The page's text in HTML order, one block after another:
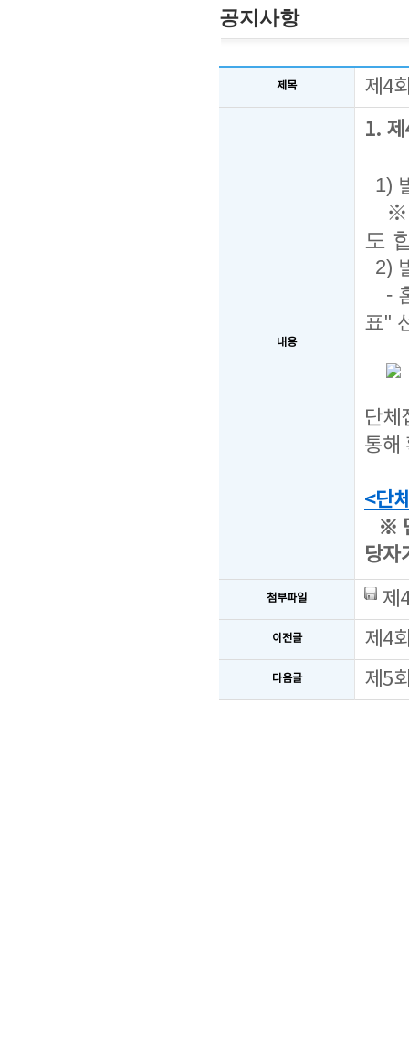
공지사항
제목 제4
내용
1.
1)
※
도
2)
-
표"
단체
통해
<단
※
당자
첨부파일 제
이전글 제4
다음글 제5